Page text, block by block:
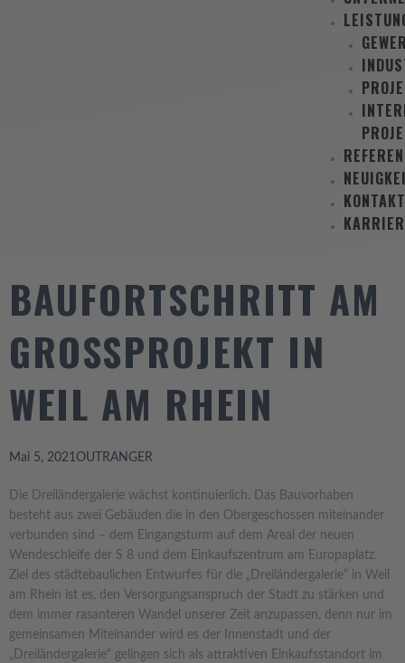
KONTAKT
BAUFORTSCHRITT AM
GROSSPROJEKT IN W
EIL AM RHEIN
Mai 5, 2021OUTRANGER
Die Dreiländergalerie wächst kontinuierlich. Das Bauvorhaben
besteht aus zwei Gebäuden die in den Obergeschossen miteinander
verbunden sind – dem Eingangsturm auf dem Areal der neuen
Wendeschleife der S 8 und dem Einkaufszentrum am Europaplatz.
Ziel des städtebaulichen Entwurfes für die „Dreiländergalerie“ in Weil
am Rhein ist es, den Versorgungsanspruch der Stadt zu stärken und
dem immer rasanteren Wandel unserer Zeit anzupassen, denn nur im
gemeinsamen Miteinander wird es der Innenstadt und der
„Dreiländergalerie“ gelingen sich als attraktiven Einkaufsstandort im